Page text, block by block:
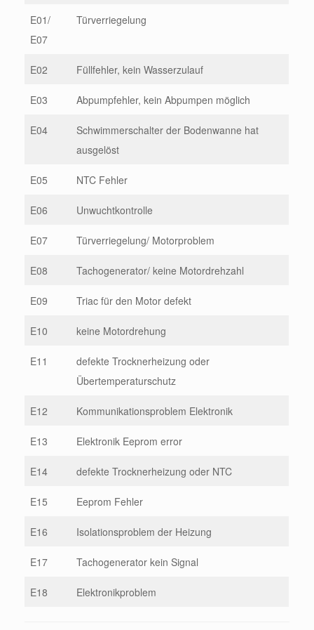
E01/
E07
Türverriegelung
E02 Füllfehler, kein Wasserzulauf
E03 Abpumpfehler, kein Abpumpen möglich
E04
Schwimmerschalter der Bodenwanne hat
ausgelöst
E05 NTC Fehler
E06 Unwuchtkontrolle
E07 Türverriegelung/ Motorproblem
E08 Tachogenerator/ keine Motordrehzahl
E09 Triac für den Motor defekt
E10 keine Motordrehung
E11
defekte Trocknerheizung oder
Übertemperaturschutz
E12 Kommunikationsproblem Elektronik
E13 Elektronik Eeprom error
E14 defekte Trocknerheizung oder NTC
E15 Eeprom Fehler
E16 Isolationsproblem der Heizung
E17 Tachogenerator kein Signal
E18 Elektronikproblem